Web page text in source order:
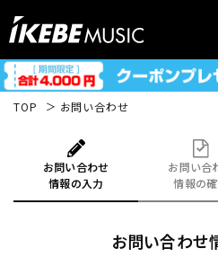
TOP お問い合わせ
お問い合わせ
情報の入力
お問い合
情報の
お問い合わせ